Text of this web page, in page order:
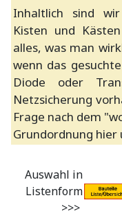
Inhaltlich sind
Kisten und
alles, was man
wenn das
Diode oder
Netzsicherung
Frage nach dem
Grundordnung hier
Auswahl in
Listenform
>>>